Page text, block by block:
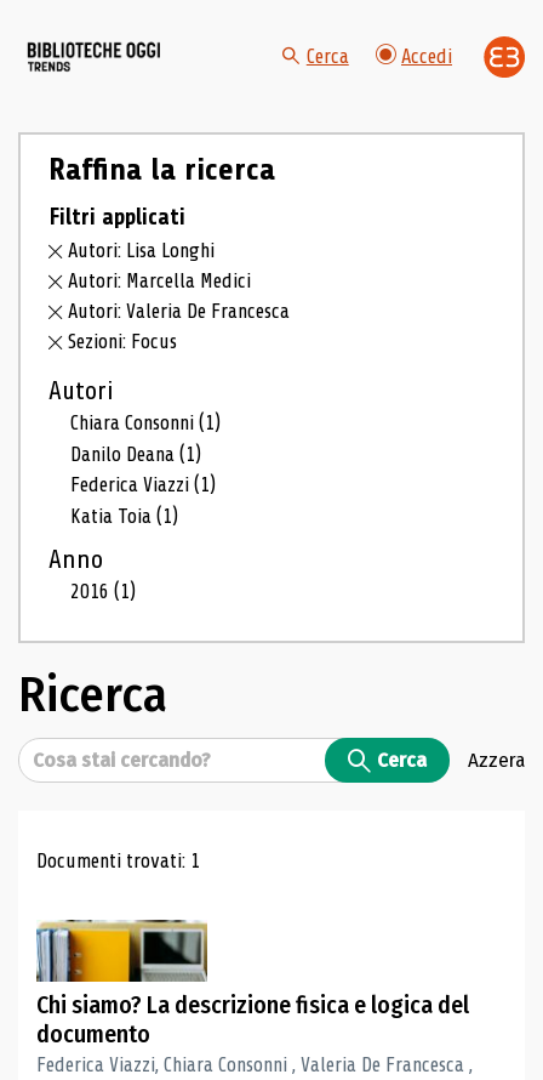
Cerca Accedi
Raffina la ricerca
Filtri applicati
Autori: Lisa Longhi
Autori: Marcella Medici
Autori: Valeria De Francesca
Sezioni: Focus
Autori
Chiara Consonni(1)
Danilo Deana(1)
Federica Viazzi(1)
Katia Toia(1)
Anno
2016(1)
Ricerca
Cerca Cerca Azzera
Risultati di ricerca
Documenti trovati: 1
Chi siamo? La descrizione fisica e logica del
documento
Federica Viazzi, Chiara Consonni , Valeria De Francesca ,